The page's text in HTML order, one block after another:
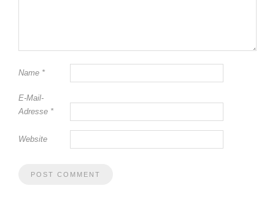
Name *
E-Mail-
Adresse *
Website